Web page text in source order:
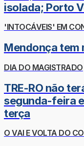
isolada; Porto
'INTOCÁVEIS' EM
Mendonça
DIA DO MAGISTRADO
TRE-RO não
segunda-feira
terça
O VAI E VOLTA DO